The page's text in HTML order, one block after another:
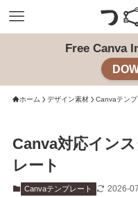
Free Canva
ホーム デザイン素材 Canvaテンプ
Canva対応イン
レート
Canvaテンプレート 2026-